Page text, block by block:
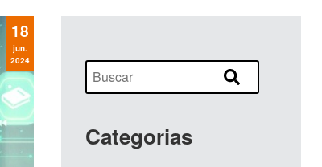
18
jun.
2024
Categorias